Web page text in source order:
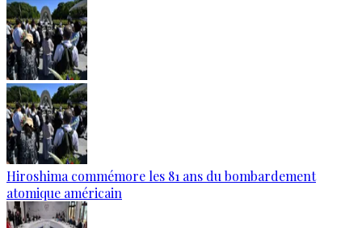
Hiroshima commémore les 81 ans du bombardement
atomique américain